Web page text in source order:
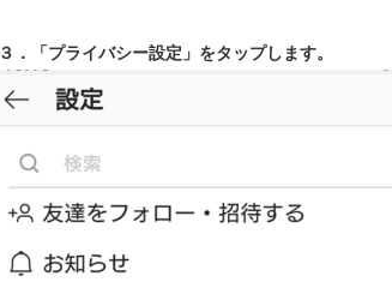
３．「プライバシー設定」をタップします。